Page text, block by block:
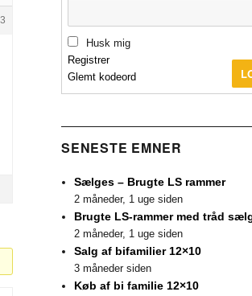
Husk mig
Registrer
Glemt kodeord
SENESTE EMNER
Sælges – Brugte LS rammer
2 måneder, 1 uge siden
Brugte LS-rammer med tråd
2 måneder, 1 uge siden
Salg af bifamilier 12×10
3 måneder siden
Køb af bi familie 12×10